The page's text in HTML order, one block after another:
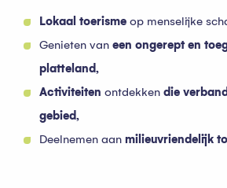
Lokaal toerismeop menselijke
Genieten van een ongerept en
platteland,
Activiteiten ontdekken die
gebied,
Deelnemen aan milieuvriendelijk